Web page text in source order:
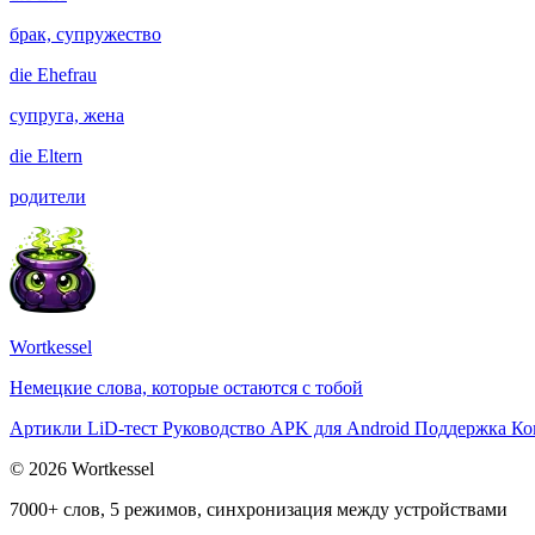
брак, супружество
die Ehefrau
супруга, жена
die Eltern
родители
Wortkessel
Немецкие слова, которые остаются с тобой
Артикли LiD-тест Руководство APK для Android Поддержка
© 2026 Wortkessel
7000+ слов, 5 режимов, синхронизация между устройствами